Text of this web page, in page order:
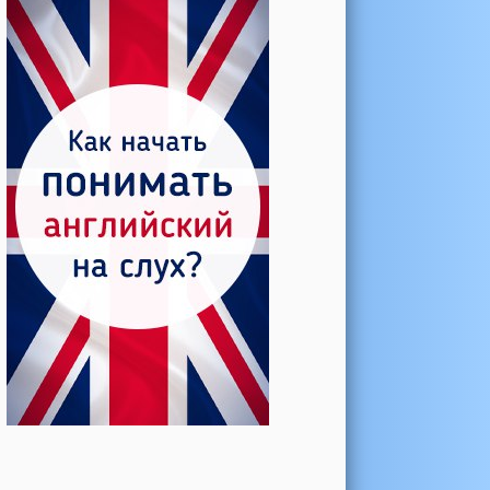
Катерина →
Боль в колене при нагрузке
Алла →Болят коленные суставы
Паша Щ. →
Боль в коленной чашечке
Ульяна Ф. →Болят и хрустят колени
Артемов Иван →
Болит и опухло колено
Чернов Игорь →Болят суставы при занятиях
спортом